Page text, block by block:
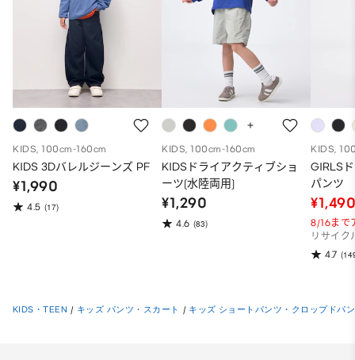
KIDS, 100cm-160cm
KIDS 3Dバレルジーンズ PF
¥1,990
4.5 (17)
KIDS, 100cm-160cm
KIDSドライアクティブショ
ーツ(水陸両用)
¥1,290
4.6 (83)
KIDS,
GIRLS
パンツ
8/16まで
リサイク
4.7
KIDS・TEEN / キッズ パンツ・スカート / キッズ ショートパンツ・クロップドパ